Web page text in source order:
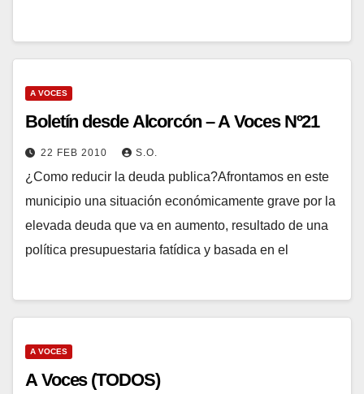
A VOCES
Boletín desde Alcorcón – A Voces Nº21
22 FEB 2010 S.O.
¿Como reducir la deuda publica?Afrontamos en este
municipio una situación económicamente grave por la
elevada deuda que va en aumento, resultado de una
política presupuestaria fatídica y basada en el
A VOCES
A Voces (TODOS)